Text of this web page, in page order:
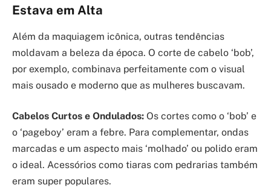
Estava em Alta
Além da maquiagem icônica, outras tendências
moldavam a beleza da época. O corte de cabelo ‘bob’,
por exemplo, combinava perfeitamente com o visual
mais ousado e moderno que as mulheres buscavam.
Cabelos Curtos e Ondulados: Os cortes como o ‘bob’ e
o ‘pageboy’ eram a febre. Para complementar, ondas
marcadas e um aspecto mais ‘molhado’ ou polido eram
o ideal. Acessórios como tiaras com pedrarias também
eram super populares.